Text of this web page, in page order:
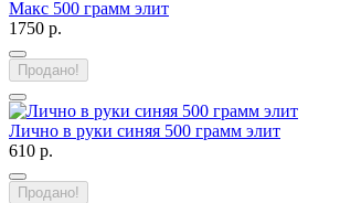
Макс 500 грамм элит
1750 р.
Продано!
Лично в руки синяя 500 грамм элит
610 р.
Продано!